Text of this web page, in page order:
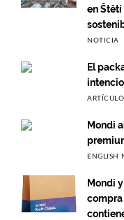
en Štětí
NOTICIA
El
ARTÍCULO
Mondi
ENGLISH
Mondi
compra